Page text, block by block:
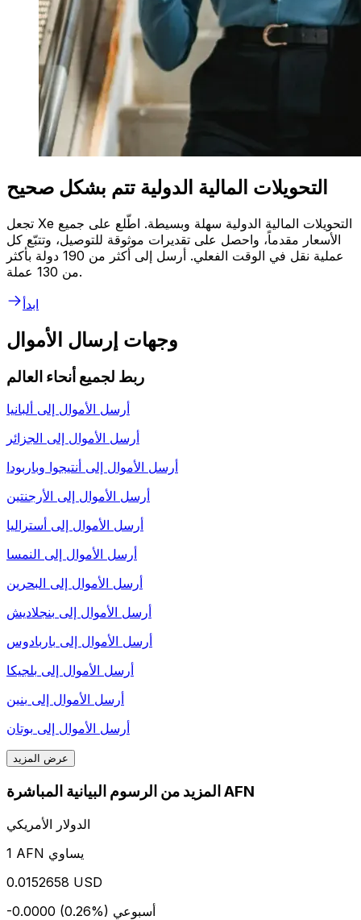
التحويلات المالية الدولية تتم بشكل صحيح
تجعل Xe التحويلات المالية الدولية سهلة وبسيطة. اطّلع على جميع
الأسعار مقدماً، واحصل على تقديرات موثوقة للتوصيل، وتتبّع كل
عملية نقل في الوقت الفعلي. أرسل إلى أكثر من 190 دولة بأكثر
من 130 عملة.
ابدأ
وجهات إرسال الأموال
ربط لجميع أنحاء العالم
أرسل الأموال إلى ألبانيا
أرسل الأموال إلى الجزائر
أرسل الأموال إلى أنتيجوا وباربودا
أرسل الأموال إلى الأرجنتين
أرسل الأموال إلى أستراليا
أرسل الأموال إلى النمسا
أرسل الأموال إلى البحرين
أرسل الأموال إلى بنجلاديش
أرسل الأموال إلى باربادوس
أرسل الأموال إلى بلجيكا
أرسل الأموال إلى بنين
أرسل الأموال إلى بوتان
عرض المزيد
المزيد من الرسوم البيانية المباشرة AFN
الدولار الأمريكي
1 AFN يساوي
0.0152658 USD
-0.0000 (0.26%) أسبوعي